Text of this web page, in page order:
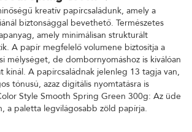
kreatív papírcsaládunk, amely a
biztonsággal bevethető. Természetes
amely minimálisan strukturált
A papír megfelelő volumene biztosítja a
mélységet, de dombornyomáshoz is kiválóan
kínál. A papírcsaládnak jelenleg 13 tagja van,
tónusú, azaz digitális nyomtatásra is
Style Smooth Spring Green 300g: Az üde
a paletta legvilágosabb zöld papírja.